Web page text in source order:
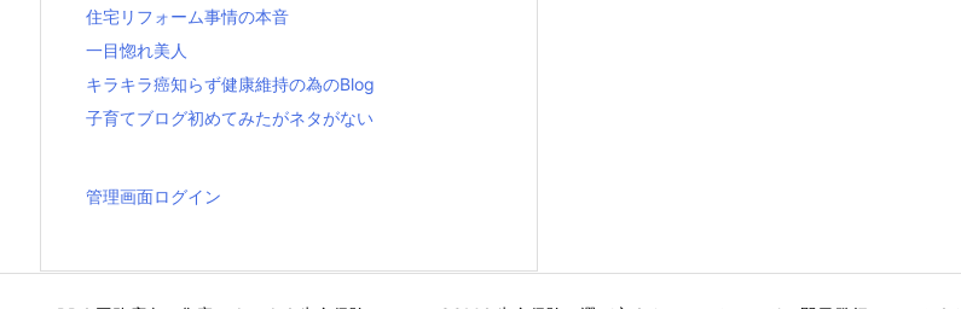
住宅リフォーム事情の本音
一目惚れ美人
キラキラ癌知らず健康維持の為のBlog
子育てブログ初めてみたがネタがない
管理画面ログイン